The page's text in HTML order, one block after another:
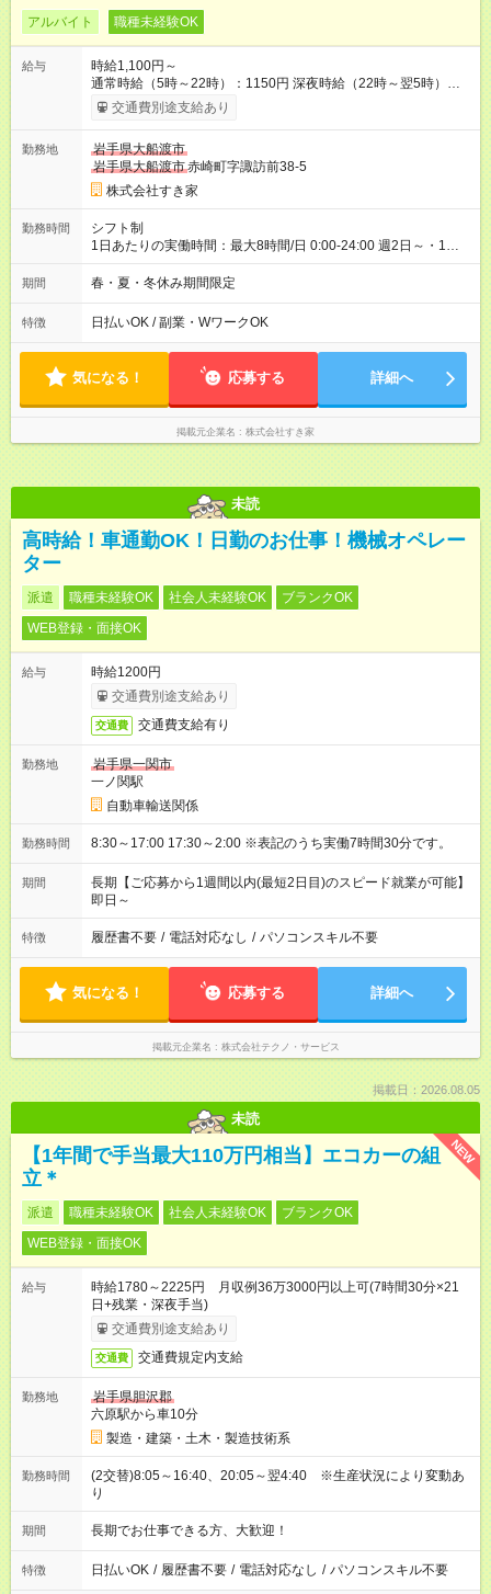
アルバイト 職種未経験OK
給与
時給1,100円～
通常時給（5時～22時）：1150円 深夜時給（22時～翌5時）：
1438円 高校生時給：1100円 【特別手当】早朝手当（5：00-9：
00）時給+150円 【試用期間】試用期間あり 試用期間の長さ：1
30日（※条件変更なし）ですが、切り上げで一ヶ月とさせてい
ただきます。 研修制度あり：15時間(研修中も同時給）
交通費別途支給あり
勤務地
岩手県大船渡市
岩手県大船渡市赤崎町字諏訪前38-5
株式会社すき家
勤務時間
シフト制
1日あたりの実働時間：最大8時間/日 0:00-24:00 週2日～・1日
2h～OK ＜シフト例＞ 〇朝帯 5:00-9:00 〇昼帯 9:00-14:00 〇午
後帯 14:00-18:00 〇夜帯 18:00-22:00 〇深夜帯 22:00-翌5:00 基
ます♪
期間 春・夏・冬休み期間限定
特徴 日払いOK / 副業・WワークOK
気になる！ 応募する 詳細へ
掲載元企業名 株式会社すき家
未読
高時給！車通勤OK！日勤のお仕事！機械オペレー
ター
派遣 職種未経験OK 社会人未経験OK
ブランクOK
WEB登録・面接OK
給与
時給1200円
交通費別途支給あり
交通費 交通費支給有り
勤務地
岩手県一関市
一ノ関駅
自動車輸送関係
勤務時間 8:30～17:00 17:30～2:00 ※表記のうち実働7時間30分です。
期間
長期【ご応募から1週間以内(最短2日目)のスピード就業が可能】
即日～
特徴 履歴書不要 / 電話対応なし / パソコンスキル不要
気になる！ 応募する 詳細へ
掲載元企業名 株式会社テクノ・サービス
掲載日：2026.08.05
未読
NEW
【1年間で手当最大110万円相当】エコカーの組
立＊
派遣 職種未経験OK 社会人未経験OK
ブランクOK
WEB登録・面接OK
給与
時給1780～2225円 月収例36万3000円以上可(7時間30分×21
日+残業・深夜手当)
交通費別途支給あり
交通費 交通費規定内支給
勤務地
岩手県胆沢郡
六原駅から車10分
製造・建築・土木・製造技術系
勤務時間
(2交替)8:05～16:40、20:05～翌4:40 ※生産状況により変動あ
り
期間 長期でお仕事できる方、大歓迎！
特徴 日払いOK / 履歴書不要 / 電話対応なし / パソコンスキル不要